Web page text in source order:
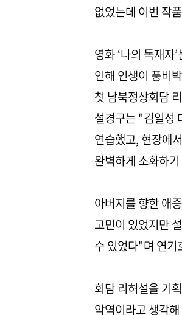
없었는데 이번 작
영화 ‘나의 독재자
인해 인생이 풍비
첫 남북정상회담
설경구는 "김일성
연습했고, 현장에
완벽하게 소화하
아버지를 향한 애
고민이 있었지만
수 있었다"며 연기
회담 리허설을 기
악역이라고 생각